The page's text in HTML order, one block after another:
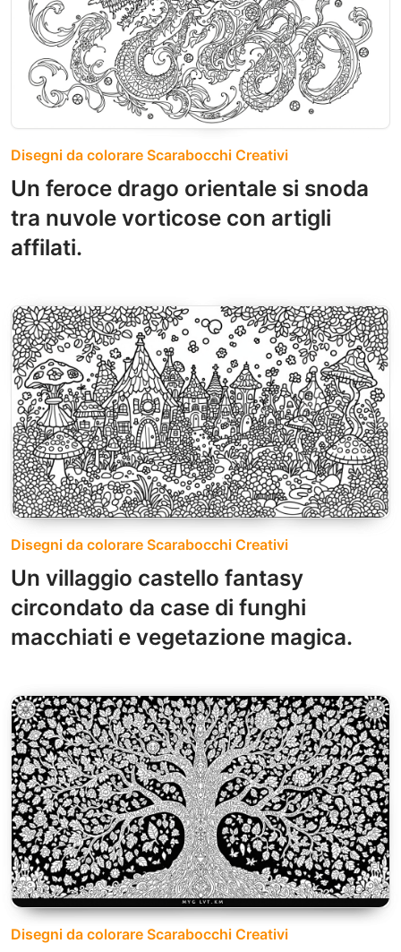
Disegni da colorare Scarabocchi Creativi
Un feroce drago orientale si snoda
tra nuvole vorticose con artigli
affilati.
Disegni da colorare Scarabocchi Creativi
Un villaggio castello fantasy
circondato da case di funghi
macchiati e vegetazione magica.
Disegni da colorare Scarabocchi Creativi